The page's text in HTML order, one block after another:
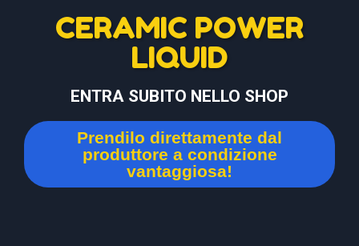
CERAMIC POWER
LIQUID
ENTRA SUBITO NELLO SHOP
Prendilo direttamente dal
produttore a condizione
vantaggiosa!